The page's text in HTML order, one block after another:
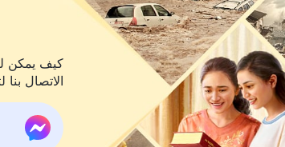
كيف يمكن
الاتصال